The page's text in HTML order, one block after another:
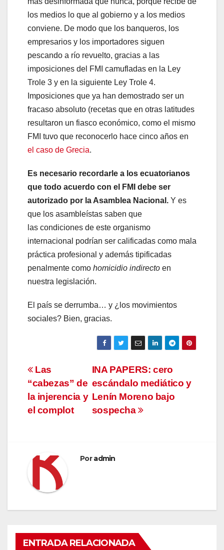
los medios lo que al gobierno y a los medios
conviene. De modo que los banqueros, los
empresarios y los importadores siguen
pescando a río revuelto, gracias a las
imposiciones del FMI camufladas en la Ley
Trole 3 y en la siguiente Ley Trole 4.
Imposiciones que ya han demostrado ser un
fracaso absoluto (recetas que en otras latitudes
resultaron un fiasco económico, como el mismo
FMI tuvo que reconocerlo hace cinco años en
el caso de Grecia.
Es necesario recordarle a los ecuatorianos
que todo acuerdo con el FMI debe ser
autorizado por la Asamblea Nacional. Y es
que los asambleístas saben que
las condiciones de este organismo
internacional podrían ser calificadas como mala
práctica profesional y además tipificadas
penalmente como homicidio indirecto en
nuestra legislación.
El país se derrumba… y ¿los movimientos
sociales? Bien, gracias.
Navegación
de
entradas
INA PAPERS: cero
escándalo mediático y
Lenín Moreno bajo
sospecha
Las
“cabezas” de
la injerencia y
el complot
Poradmin
ENTRADA RELACIONADA